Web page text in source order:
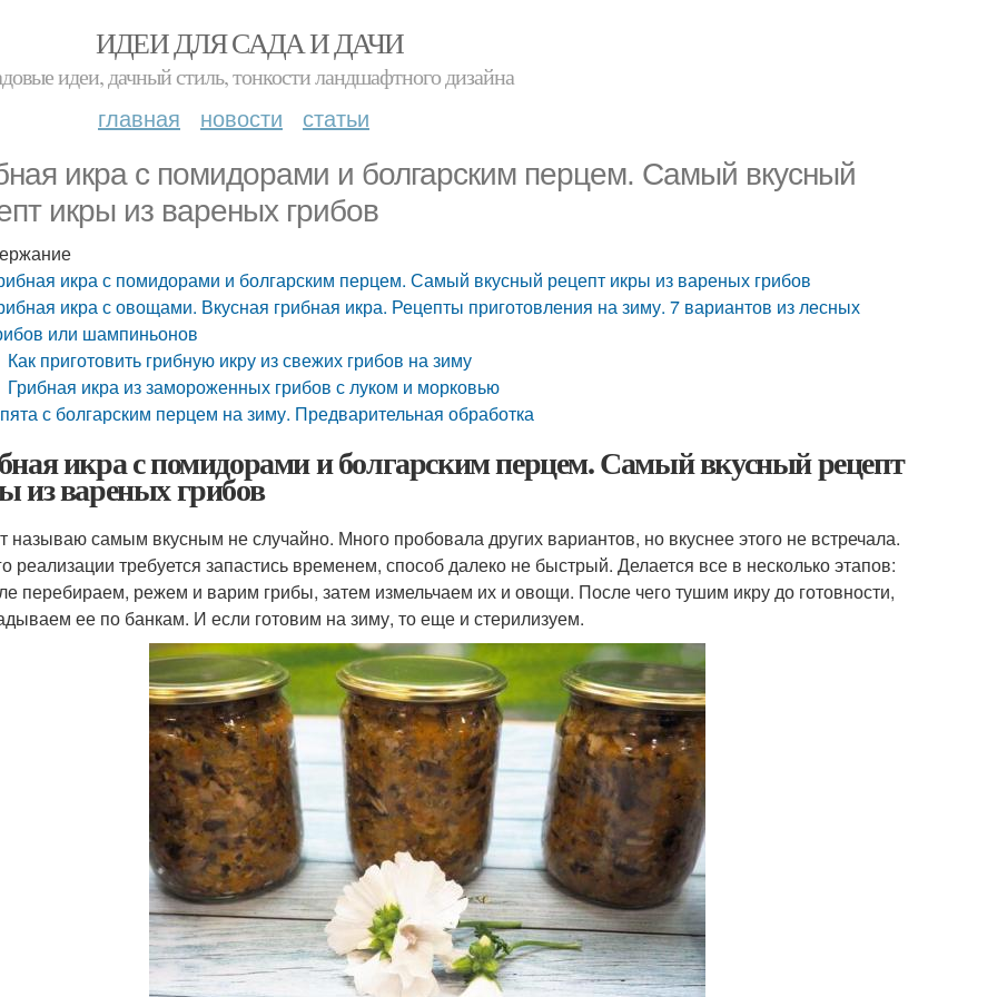
ИДЕИ ДЛЯ САДА И ДАЧИ
идеи, дачный стиль, тонкости ландшафтного дизайна
главная новости статьи
икра с помидорами и болгарским перцем. Самый вкусный
икры из вареных грибов
икра с помидорами и болгарским перцем. Самый вкусный рецепт икры из вареных грибов
икра с овощами. Вкусная грибная икра. Рецепты приготовления на зиму. 7 вариантов из лесных
или шампиньонов
Как приготовить грибную икру из свежих грибов на зиму
Грибная икра из замороженных грибов с луком и морковью
с болгарским перцем на зиму. Предварительная обработка
икра с помидорами и болгарским перцем. Самый вкусный рецепт
из вареных грибов
называю самым вкусным не случайно. Много пробовала других вариантов, но вкуснее этого не встречала.
реализации требуется запастись временем, способ далеко не быстрый. Делается все в несколько этапов:
перебираем, режем и варим грибы, затем измельчаем их и овощи. После чего тушим икру до готовности,
ее по банкам. И если готовим на зиму, то еще и стерилизуем.